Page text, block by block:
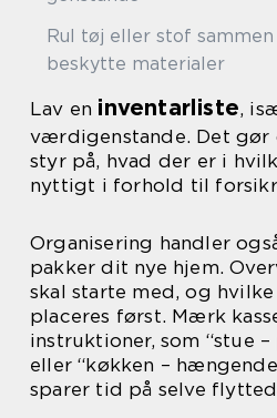
Rul tøj eller stof
beskytte materialer
Lav en inventarliste,
værdigenstande. Det
styr på, hvad der er i
nyttigt i forhold til
Organisering handler
pakker dit nye hjem.
skal starte med, og
placeres først. Mærk
instruktioner, som “stue
eller “køkken –
sparer tid på selve